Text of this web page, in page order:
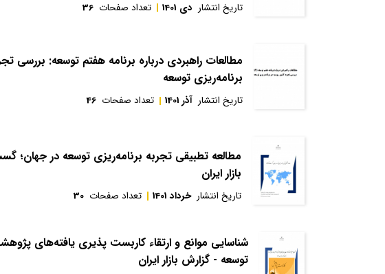
تاریخ انتشار دی 1401 تعداد صفحات 36
مطالعات راهبردی درباره برنامه هفتم توسعه: بررسی
برنامه‌ریزی توسعه
تاریخ انتشار آذر 1401 تعداد صفحات 46
مطالعه تطبیقی تجربه برنامه‌ریزی توسعه در جهان؛
بازار ایران
تاریخ انتشار خرداد 1401 تعداد صفحات 30
شناسايی موانع و ارتقاء كاربست پذيری یافته‌های
توسعه - گزارش بازار ایران